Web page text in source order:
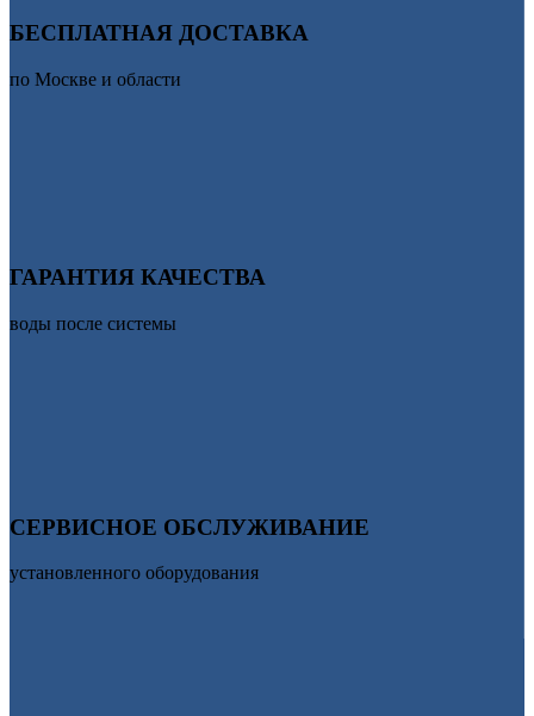
БЕСПЛАТНАЯ ДОСТАВКА
по Москве и области
ГАРАНТИЯ КАЧЕСТВА
воды после системы
СЕРВИСНОЕ ОБСЛУЖИВАНИЕ
установленного оборудования